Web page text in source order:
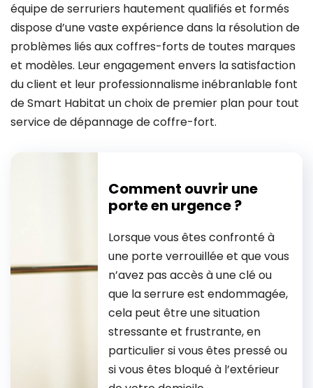
équipe de serruriers hautement qualifiés et formés
dispose d’une vaste expérience dans la résolution de
problèmes liés aux coffres-forts de toutes marques
et modèles. Leur engagement envers la satisfaction
du client et leur professionnalisme inébranlable font
de Smart Habitat un choix de premier plan pour tout
service de dépannage de coffre-fort.
Comment ouvrir une
porte en urgence ?
Lorsque vous êtes confronté à
une porte verrouillée et que vous
n’avez pas accès à une clé ou
que la serrure est endommagée,
cela peut être une situation
stressante et frustrante, en
particulier si vous êtes pressé ou
si vous êtes bloqué à l’extérieur